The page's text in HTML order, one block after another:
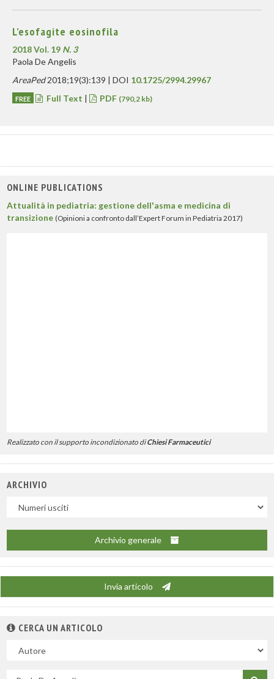
L’esofagite eosinofila
2018 Vol. 19 N. 3
Paola De Angelis
AreaPed2018;19(3):139 | DOI 10.1725/2994.29967
FREE Full Text | PDF (790,2 kb)
ONLINE PUBLICATIONS
Attualità in pediatria: gestione dell'asma e medicina di
transizione (Opinioni a confronto dall’Expert Forum in Pediatria 2017)
Realizzato con il supporto incondizionato diChiesi Farmaceutici
ARCHIVIO
Archivio generale
Invia articolo
CERCA UN ARTICOLO
campo